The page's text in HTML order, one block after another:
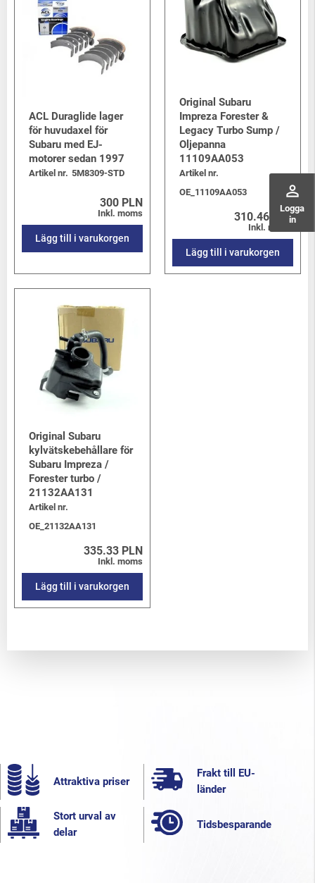
perm_identity
Logga
in
ACL Duraglide lager
för huvudaxel för
Subaru med EJ-
motorer sedan 1997
Artikel nr. 5M8309-STD
300 PLN
Inkl. moms
Lägg till i varukorgen
Original Subaru
Impreza Forester &
Legacy Turbo Sump /
Oljepanna
11109AA053
Artikel nr.
OE_11109AA053
310.46 PLN
Inkl. moms
Lägg till i varukorgen
Original Subaru
kylvätskebehållare för
Subaru Impreza /
Forester turbo /
21132AA131
Artikel nr.
OE_21132AA131
335.33 PLN
Inkl. moms
Lägg till i varukorgen
Attraktiva priser
Frakt till EU-
länder
Stort urval av
delar
Tidsbesparande